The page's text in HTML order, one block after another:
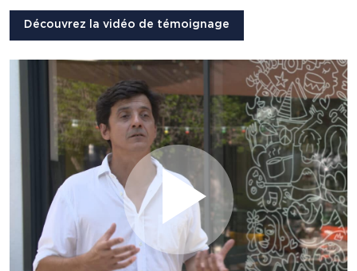
Découvrez la vidéo de témoignage